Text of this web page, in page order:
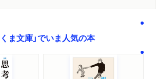
くま文庫」でいま人気の本